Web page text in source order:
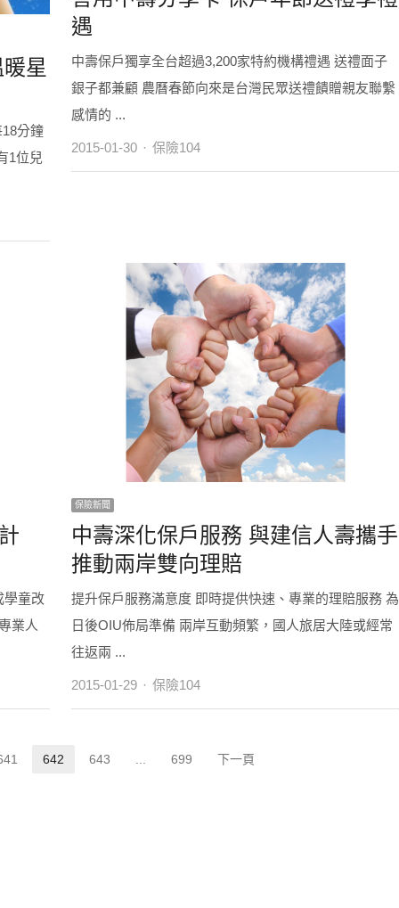
星
分鐘
1位兒
遇
中壽保戶獨享全台超過3,200家特約機構禮遇 送禮面子
銀子都兼顧 農曆春節向來是台灣民眾送禮饋贈親友聯繫
感情的 ...
2015-01-30 Author
保險104
學童改
業人
保險新聞
中壽深化保戶服務 與建信人壽攜手
推動兩岸雙向理賠
提升保戶服務滿意度 即時提供快速、專業的理賠服務 為
日後OIU佈局準備 兩岸互動頻繁，國人旅居大陸或經常
往返兩 ...
2015-01-29 Author
保險104
Page Page
642 Page
643 Page
699 下一頁